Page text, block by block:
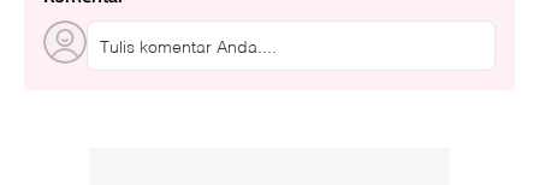
Tulis komentar Anda....